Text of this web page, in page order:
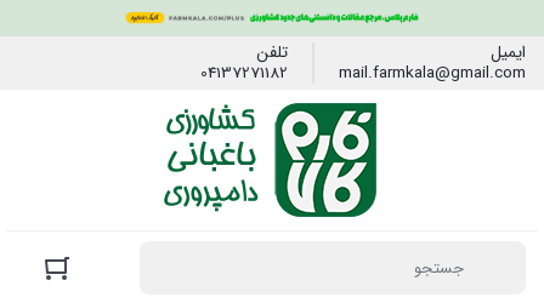
ایمیل
mail.farmkala@gmail.com
تلفن
04137271182